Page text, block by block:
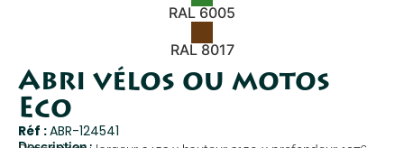
RAL 6005
RAL 8017
Abri vélos ou motos
Eco
Réf :ABR-124541